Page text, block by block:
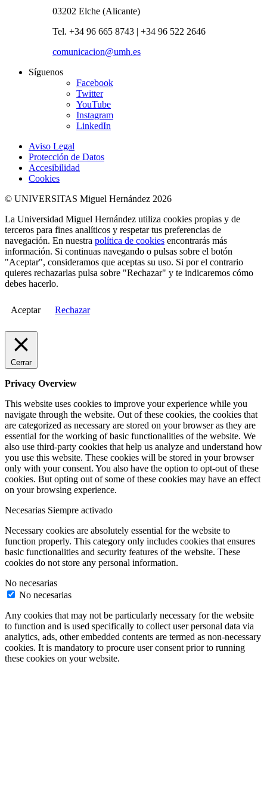
03202 Elche (Alicante)
Tel. +34 96 665 8743 | +34 96 522 2646
comunicacion@umh.es
Síguenos
Facebook
Twitter
YouTube
Instagram
LinkedIn
Aviso Legal
Protección de Datos
Accesibilidad
Cookies
© UNIVERSITAS Miguel Hernández 2026
La Universidad Miguel Hernández utiliza cookies propias y de
terceros para fines analíticos y respetar tus preferencias de
navegación. En nuestra política de cookies encontrarás más
información. Si continuas navegando o pulsas sobre el botón
"Aceptar", consideramos que aceptas su uso. Si por el contrario
quieres rechazarlas pulsa sobre "Rechazar" y te indicaremos cómo
debes hacerlo.
Aceptar Rechazar
Cerrar
Privacy Overview
This website uses cookies to improve your experience while you
navigate through the website. Out of these cookies, the cookies that
are categorized as necessary are stored on your browser as they are
essential for the working of basic functionalities of the website. We
also use third-party cookies that help us analyze and understand how
you use this website. These cookies will be stored in your browser
only with your consent. You also have the option to opt-out of these
cookies. But opting out of some of these cookies may have an effect
on your browsing experience.
Necesarias Siempre activado
Necessary cookies are absolutely essential for the website to
function properly. This category only includes cookies that ensures
basic functionalities and security features of the website. These
cookies do not store any personal information.
No necesarias
No necesarias
Any cookies that may not be particularly necessary for the website
to function and is used specifically to collect user personal data via
analytics, ads, other embedded contents are termed as non-necessary
cookies. It is mandatory to procure user consent prior to running
these cookies on your website.